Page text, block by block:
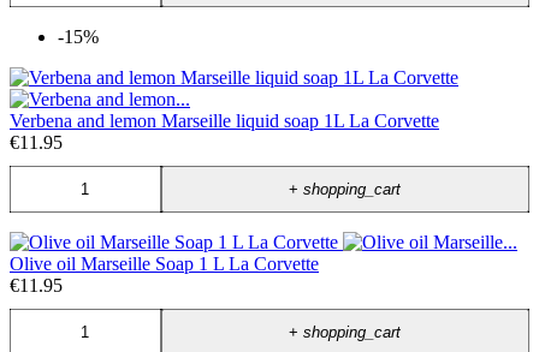
-15%
Verbena and lemon Marseille liquid soap 1L La Corvette
€11.95
+shopping_cart
Olive oil Marseille Soap 1 L La Corvette
€11.95
+shopping_cart